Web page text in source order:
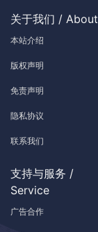
关于我们 / About
本站介绍
版权声明
免责声明
隐私协议
联系我们
支持与服务 /
Service
广告合作